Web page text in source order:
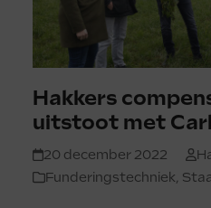
Hakkers
uitstoot met
20 december 2022
Funderingstechniek